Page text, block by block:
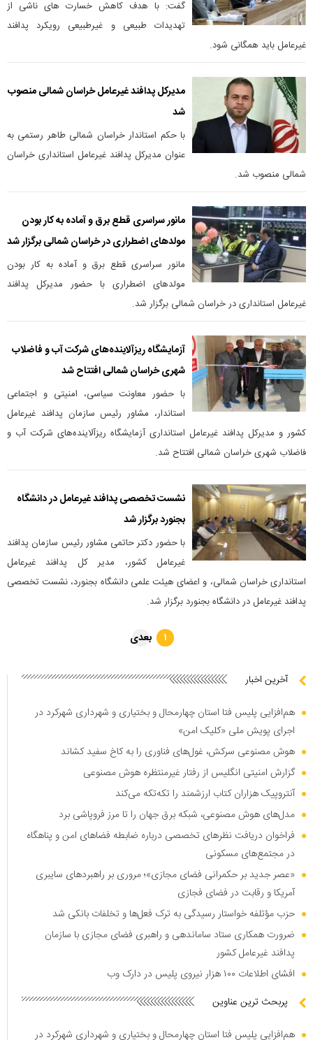
گفت: با هدف کاهش خسارت های ناشی از
تهدیدات طبیعی و غیرطبیعی رویکرد پدافند
غیرعامل باید همگانی شود.
مدیرکل پدافند غیرعامل خراسان شمالی منصوب
شد
با حکم استاندار خراسان شمالی طاهر رستمی به
عنوان مدیرکل پدافند غیرعامل استانداری خراسان
شمالی منصوب شد.
مانور سراسری قطع برق و آماده به کار بودن
مولدهای اضطراری در خراسان شمالی برگزار شد
مانور سراسری قطع برق و آماده به کار بودن
مولدهای اضطراری با حضور مدیرکل پدافند
غیرعامل استانداری در خراسان شمالی برگزار شد.
آزمایشگاه ریزآلاینده‌های شرکت آب و فاضلاب
شهری خراسان شمالی افتتاح شد
با حضور معاونت سیاسی، امنیتی و اجتماعی
استاندار، مشاور رئیس سازمان پدافند غیرعامل
کشور و مدیرکل پدافند غیرعامل استانداری آزمایشگاه ریزآلاینده‌های شرکت آب و
فاضلاب شهری خراسان شمالی افتتاح شد.
نشست تخصصی پدافند غیرعامل در دانشگاه
بجنورد برگزار شد
با حضور دکتر حاتمی مشاور رئیس سازمان پدافند
غیرعامل کشور، مدیر کل پدافند غیرعامل
استانداری خراسان شمالی، و اعضای هیئت علمی دانشگاه بجنورد، نشست تخصصی
پدافند غیرعامل در دانشگاه بجنورد برگزار شد.
۱ بعدی
آخرین اخبار
هم‌افزایی پلیس فتا استان چهارمحال و بختیاری و شهرداری شهرکرد در
اجرای پویش ملی «کلیک امن»
هوش مصنوعی سرکش، غول‌های فناوری را به کاخ سفید کشاند
گزارش امنیتی انگلیس از رفتار غیرمنتظره هوش مصنوعی
آنتروپیک هزاران کتاب ارزشمند را تکه‌تکه می‌کند
مدل‌های هوش مصنوعی، شبکه برق جهان را تا مرز فروپاشی برد
فراخوان دریافت نظر‌های تخصصی درباره ضابطه فضا‌های امن و پناهگاه
در مجتمع‌های مسکونی
«عصر جدید بر حکمرانی فضای مجازی»؛ مروری بر راهبرد‌های سایبری
آمریکا و رقابت در فضای فجازی
حزب مؤتلفه خواستار رسیدگی به ترک فعل‌ها و تخلفات بانکی شد
ضرورت همکاری ستاد ساماندهی و راهبری فضای مجازی با سازمان
پدافند غیرعامل کشور
افشای اطلاعات ۱۰۰ هزار نیروی پلیس در دارک وب
پربحث ترین عناوین
هم‌افزایی پلیس فتا استان چهارمحال و بختیاری و شهرداری شهرکرد در